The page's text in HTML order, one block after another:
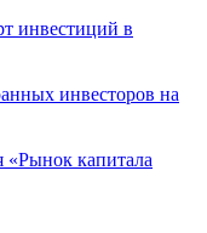
инвестиций в
инвесторов на
капитала